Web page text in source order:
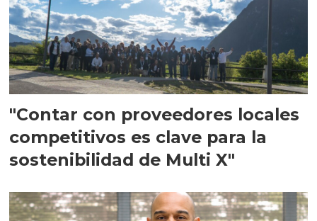
"Contar con proveedores locales
competitivos es clave para la
sostenibilidad de Multi X"